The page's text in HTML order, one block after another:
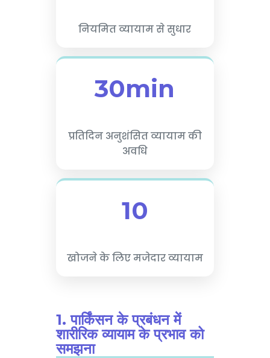
नियमित व्यायाम से सुधार
30min
प्रतिदिन अनुशंसित व्यायाम की
अवधि
10
खोजने के लिए मजेदार व्यायाम
1. पार्किंसन के प्रबंधन में
शारीरिक व्यायाम के प्रभाव को
समझना